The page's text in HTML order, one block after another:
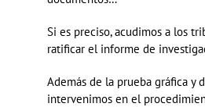
Si es preciso, acudimos a los
ratificar el informe de
Además de la prueba gráfica y
intervenimos en el